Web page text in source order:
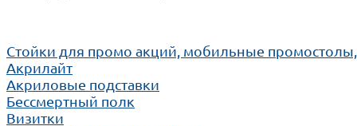
Cтойки для промо акций, мобильные
Акрилайт
Акриловые подставки
Бессмертный полк
Визитки